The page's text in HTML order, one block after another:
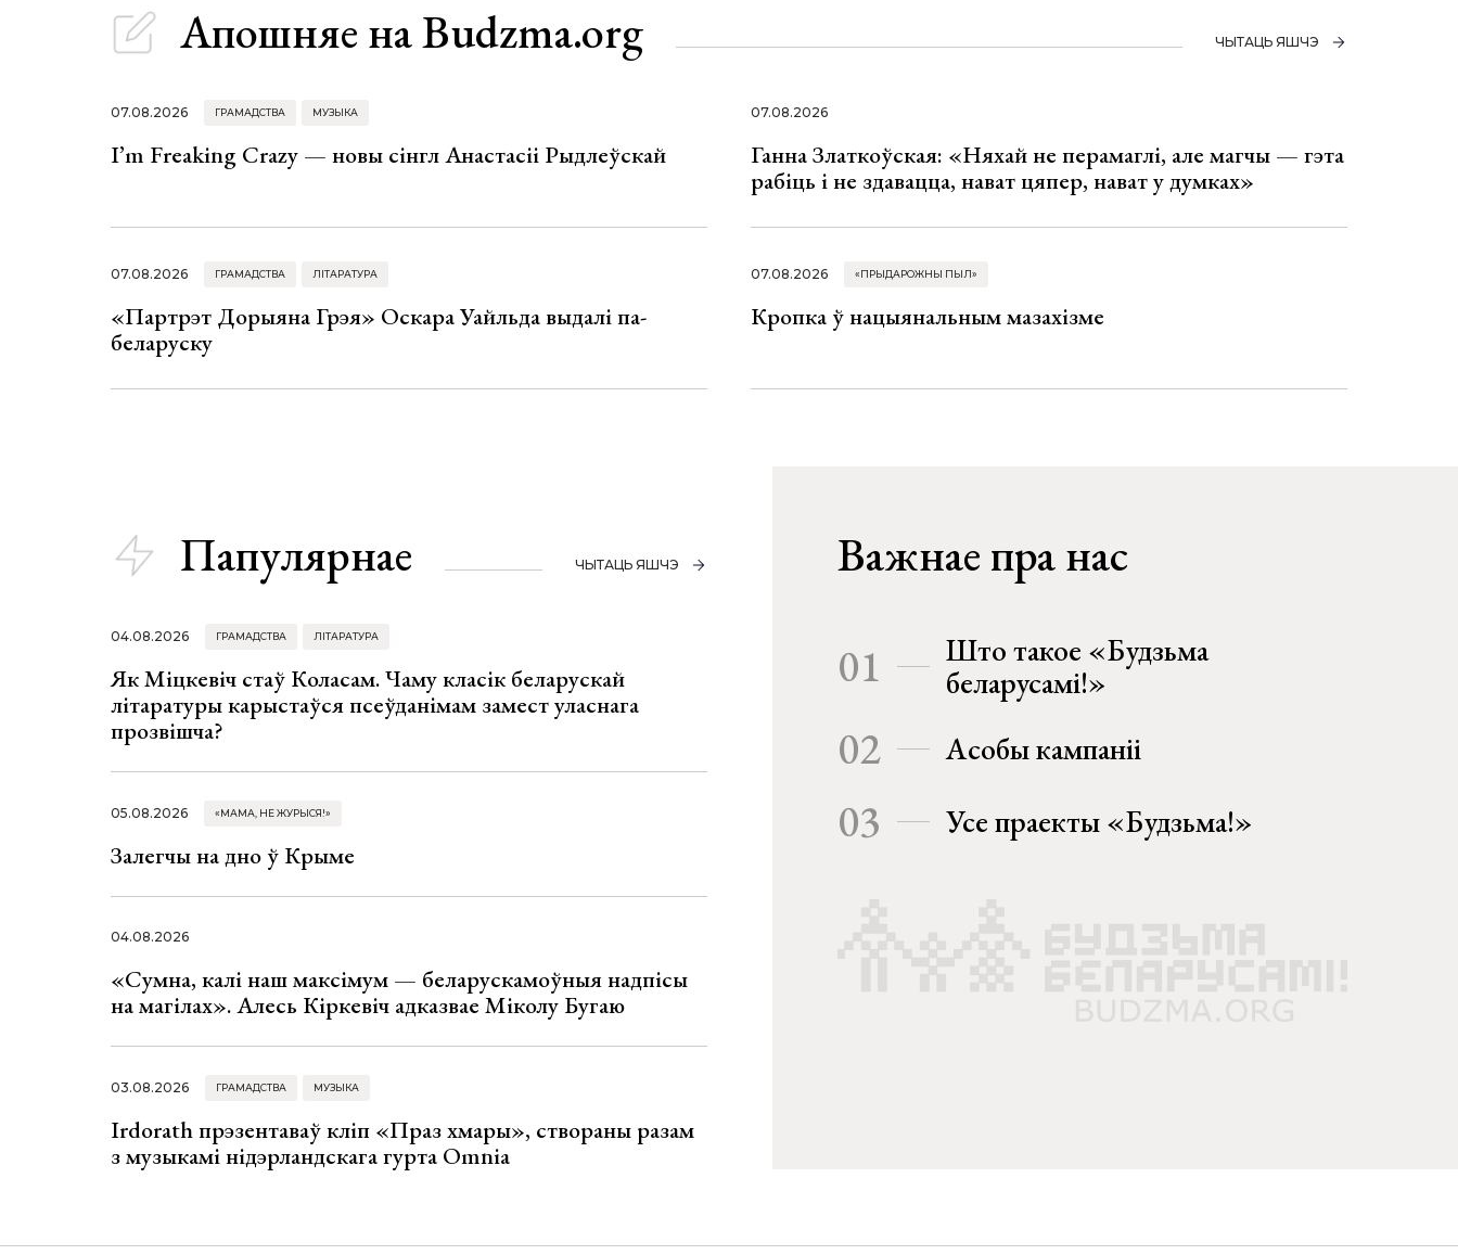
Апошняе на Budzma.org ЧЫТАЦЬ ЯШЧЭ
07.08.2026 ГРАМАДСТВА МУЗЫКА
I’m Freaking Crazy — новы сінгл Анастасіі Рыдлеўскай
07.08.2026
Ганна Златкоўская: «Няхай не перамаглі, але магчы — гэта
рабіць і не здавацца, нават цяпер, нават у думках»
07.08.2026 ГРАМАДСТВА ЛІТАРАТУРА
«Партрэт Дорыяна Грэя» Оскара Уайльда выдалі па-
беларуску
07.08.2026 «ПРЫДАРОЖНЫ ПЫЛ»
Кропка ў нацыянальным мазахізме
Папулярнае ЧЫТАЦЬ ЯШЧЭ
04.08.2026 ГРАМАДСТВА ЛІТАРАТУРА
Як Міцкевіч стаў Коласам. Чаму класік беларускай
літаратуры карыстаўся псеўданімам замест уласнага
прозвішча?
05.08.2026 «МАМА, НЕ ЖУРЫСЯ!»
Залегчы на дно ў Крыме
04.08.2026
«Сумна, калі наш максімум — беларускамоўныя надпісы
на магілах». Алесь Кіркевіч адказвае Міколу Бугаю
03.08.2026 ГРАМАДСТВА МУЗЫКА
Irdorath прэзентаваў кліп «Праз хмары», створаны разам
з музыкамі нідэрландскага гурта Omnia
Важнае пра нас
01
Што такое «Будзьма
беларусамі!»
02 Асобы кампаніі
03 Усе праекты «Будзьма!»